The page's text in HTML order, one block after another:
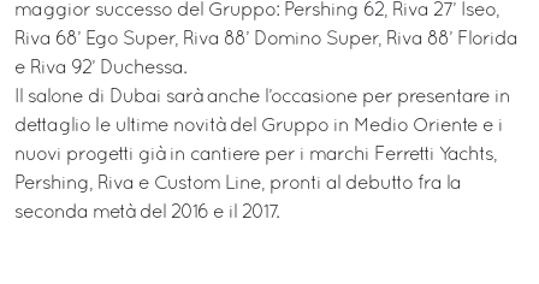
maggior successo del Gruppo: Pershing 62, Riva 27’ Iseo,
Riva 68’ Ego Super, Riva 88’ Domino Super, Riva 88’ Florida
e Riva 92’ Duchessa.
Il salone di Dubai sarà anche l’occasione per presentare in
dettaglio le ultime novità del Gruppo in Medio Oriente e i
nuovi progetti già in cantiere per i marchi Ferretti Yachts,
Pershing, Riva e Custom Line, pronti al debutto fra la
seconda metà del 2016 e il 2017.